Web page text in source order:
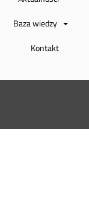
Baza wiedzy
Kontakt